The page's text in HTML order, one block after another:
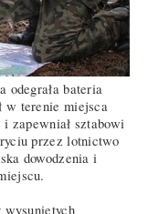
odegrała bateria
w terenie miejsca
zapewniał sztabowi
przez lotnictwo
dowodzenia i
wysuniętych